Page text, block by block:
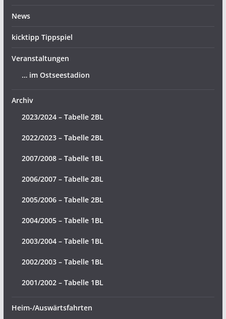
News
kicktipp Tippspiel
Veranstaltungen
… im Ostseestadion
Archiv
2023/2024 – Tabelle 2BL
2022/2023 – Tabelle 2BL
2007/2008 – Tabelle 1BL
2006/2007 – Tabelle 2BL
2005/2006 – Tabelle 2BL
2004/2005 – Tabelle 1BL
2003/2004 – Tabelle 1BL
2002/2003 – Tabelle 1BL
2001/2002 – Tabelle 1BL
Heim-/Auswärtsfahrten